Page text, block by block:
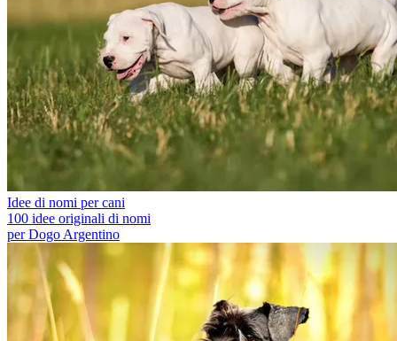
Idee di nomi per cani
100 idee originali di nomi
per Dogo Argentino